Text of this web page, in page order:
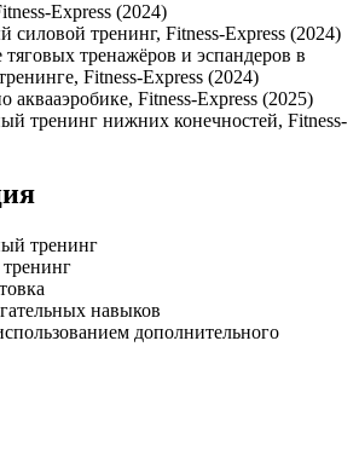
Express (2024)
силовой тренинг, Fitness-Express (2024)
тренажёров и эспандеров в
Fitness-Express (2024)
аквааэробике, Fitness-Express (2025)
тренинг нижних конечностей, Fitness-
тренинг
навыков
дополнительного